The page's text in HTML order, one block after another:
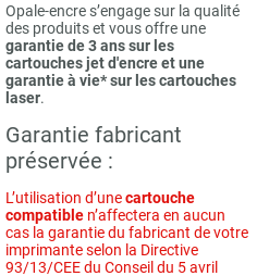
Opale-encre s’engage sur la qualité
des produits et vous offre une
garantie de 3 ans sur les
cartouches jet d'encre et une
garantie à vie* sur les cartouches
laser.
Garantie fabricant
préservée :
L’utilisation d’unecartouche
compatible n’affectera en aucun
cas la garantie du fabricant de votre
imprimante selon la Directive
93/13/CEE du Conseil du 5 avril